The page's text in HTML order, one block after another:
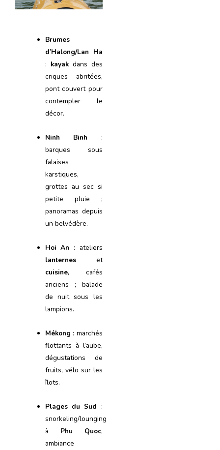
Brumes
d’Halong/Lan Ha
: kayakdans des
criques abritées,
pont couvert pour
contempler le
décor.
Ninh Binh :
barques sous
falaises
karstiques,
grottes au sec si
petite pluie ;
panoramas depuis
un belvédère.
Hoi An : ateliers
lanterneset
cuisine, cafés
anciens ; balade
de nuit sous les
lampions.
Mékong : marchés
flottants à l’aube,
dégustations de
fruits, vélo sur les
îlots.
Plages du Sud :
snorkeling/lounging
à Phu Quoc,
ambiance